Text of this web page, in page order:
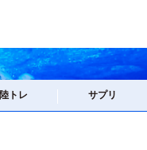
陸トレ サプリ